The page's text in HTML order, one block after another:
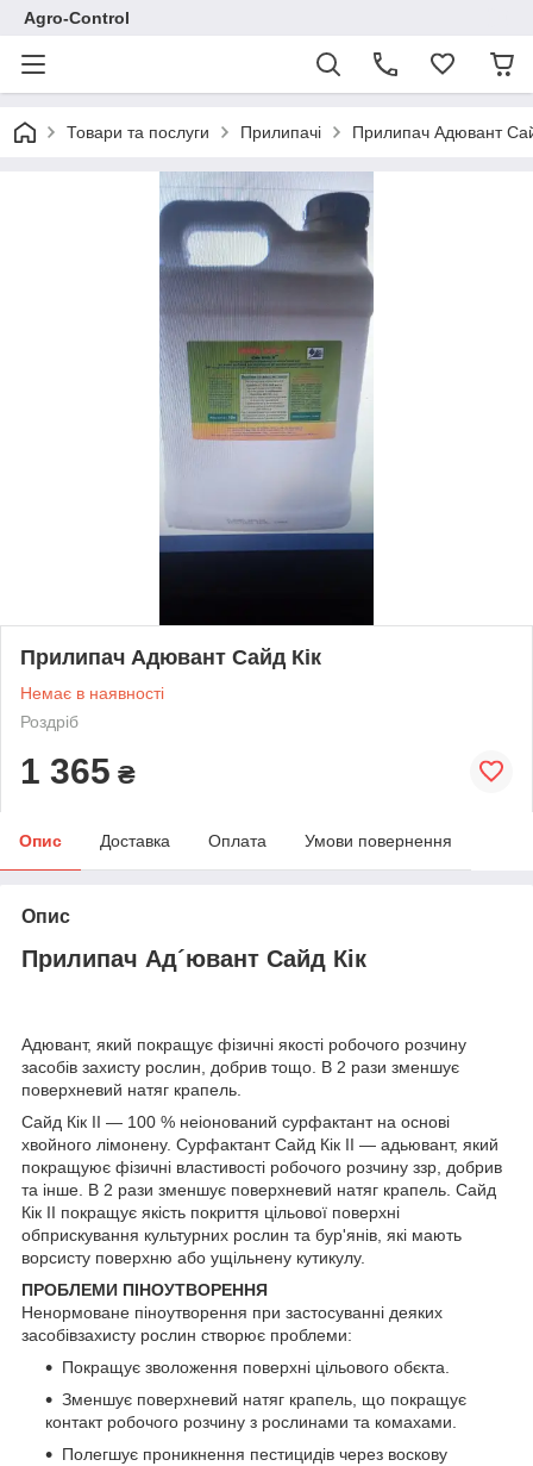
Agro-Control
Товари та послуги Прилипачі Прилипач Адювант
Прилипач Адювант Сайд Кік
Немає в наявності
Роздріб
1 365 ₴
Опис Доставка Оплата Умови повернення
Опис
Прилипач Ад´ювант Сайд Кік
Адювант, який покращує фізичні якості робочого розчину
засобів захисту рослин, добрив тощо. В 2 рази зменшує
поверхневий натяг крапель.
Сайд Кік ІІ — 100 % неіонований сурфактант на основі
хвойного лімонену. Сурфактант Сайд Кік ІІ — адьювант, який
покращуює фізичні властивості робочого розчину ззр, добрив
та інше. В 2 рази зменшує поверхневий натяг крапель. Сайд
Кік ІІ покращує якість покриття цільової поверхні
обприскування культурних рослин та бур'янів, які мають
ворсисту поверхню або ущільнену кутикулу.
ПРОБЛЕМИ ПІНОУТВОРЕННЯ
Ненормоване піноутворення при застосуванні деяких
засобівзахисту рослин створює проблеми:
Покращує зволоження поверхні цільового обєкта.
Зменшує поверхневий натяг крапель, що покращує
контакт робочого розчину з рослинами та комахами.
Полегшує проникнення пестицидів через воскову